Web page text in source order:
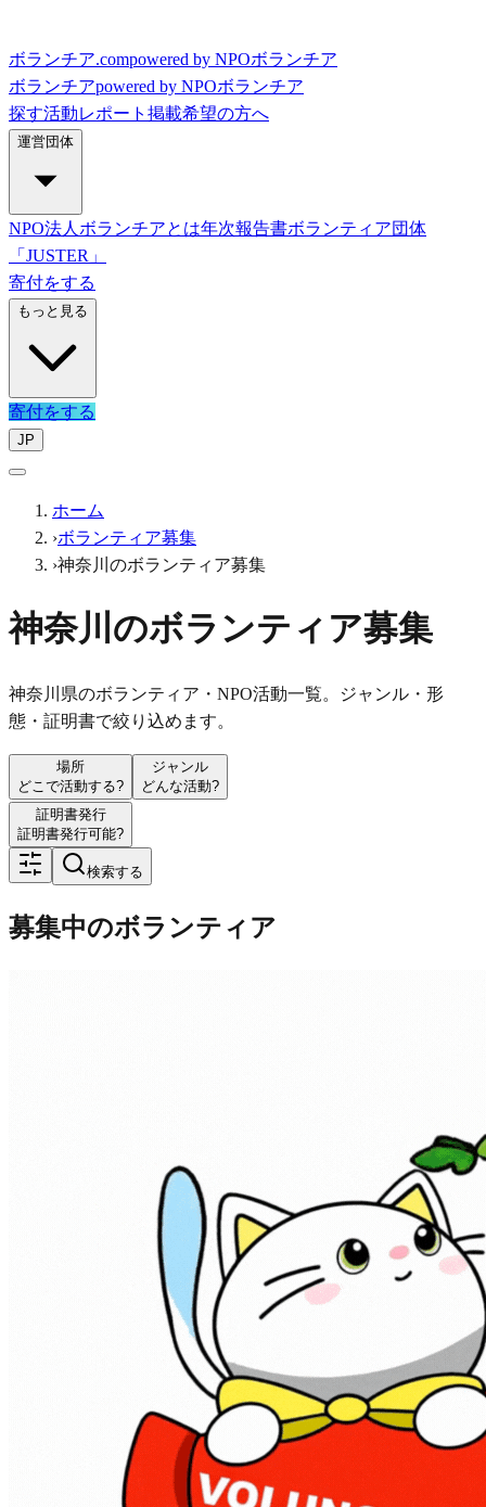
ボランチア.compowered by NPOボランチア
ボランチアpowered by NPOボランチア
探す活動レポート 掲載希望の方へ
運営団体
NPO法人ボランチアとは年次報告書ボランティア団体
「JUSTER」
寄付をする
もっと見る
寄付をする
JP
ホーム
›ボランティア募集
›神奈川のボランティア募集
神奈川のボランティア募集
神奈川県のボランティア・NPO活動一覧。ジャンル・形
態・証明書で絞り込めます。
場所
どこで活動する?
ジャンル
どんな活動?
証明書発行
証明書発行可能?
検索する
募集中のボランティア